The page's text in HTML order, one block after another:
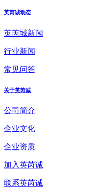
英芮诚动态
英芮城新闻
行业新闻
常见问答
关于英芮诚
公司简介
企业文化
企业资质
加入英芮诚
联系英芮诚